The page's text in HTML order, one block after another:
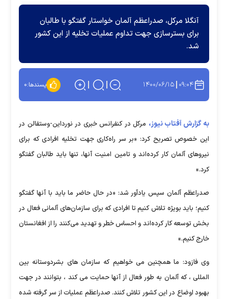
آنگلا مرکل،‌ صدراعظم آلمان خواستار گفتگو با طالبان
برای بسترسازی جهت تداوم عملیات تخلیه از این کشور
شد.
۰۹:۰۴ ۱۴۰۰/۰۶/۱۵ پسندها:۰
به گزارش آفتاب نیوز، مرکل در کنفرانس خبری در نورداین-وستفالن در
این خصوص تصریح کرد: «بر سر راه‌کاری جهت تخلیه افرادی که برای
نیروهای آلمان کار کرده‌اند و تامین امنیت آنها، تنها باید طالبان گفتگو
کرد.»
صدراعظم آلمان سپس یادآور شد: «در حال حاضر ما باید با آنها گفتگو
کنیم؛ باید بویژه تلاش کنیم تا افرادی که برای سازمان‌های آلمانی فعال در
بخش توسعه کار کرده‌اند و احساس خطر و تهدید می‌کنند را از افغانستان
خارج کنیم.»
وی فازود: ما همچنین می خواهیم که سازمان های بشردوستانه بین
المللی ، که آلمان به طور فعال از آنها حمایت می کند ، بتوانند در جهت
بهبود اوضاع در این کشور تلاش کنند. صدراعظم عملیات از سر گرفته شده